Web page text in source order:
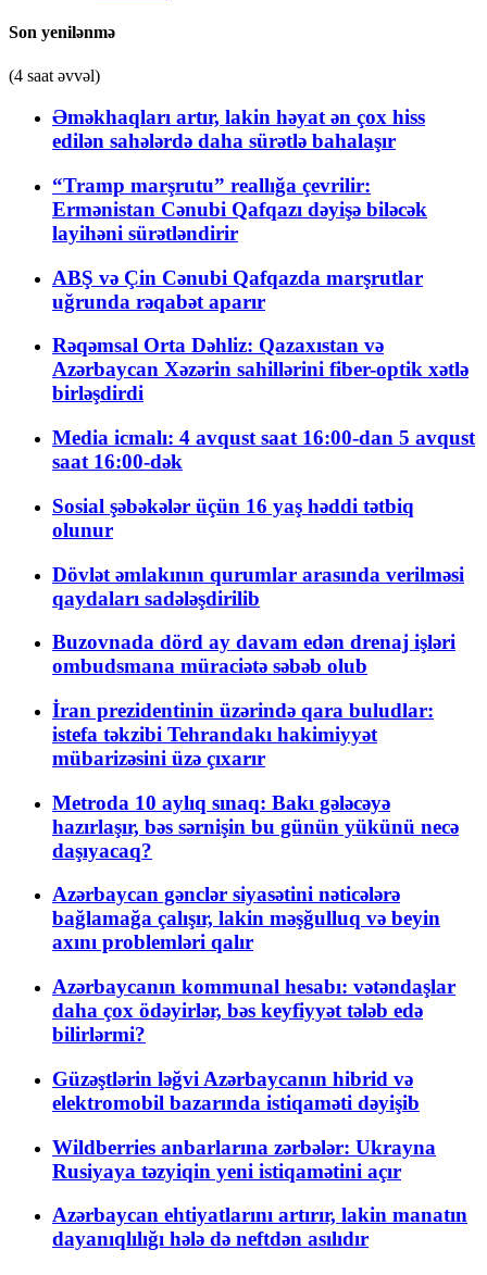
Son yenilənmə
(4 saat əvvəl)
Əməkhaqları artır, lakin həyat ən çox hiss
edilən sahələrdə daha sürətlə bahalaşır
“Tramp marşrutu” reallığa çevrilir:
Ermənistan Cənubi Qafqazı dəyişə biləcək
layihəni sürətləndirir
ABŞ və Çin Cənubi Qafqazda marşrutlar
uğrunda rəqabət aparır
Rəqəmsal Orta Dəhliz: Qazaxıstan və
Azərbaycan Xəzərin sahillərini fiber-optik xətlə
birləşdirdi
Media icmalı: 4 avqust saat 16:00-dan 5 avqust
saat 16:00-dək
Sosial şəbəkələr üçün 16 yaş həddi tətbiq
olunur
Dövlət əmlakının qurumlar arasında verilməsi
qaydaları sadələşdirilib
Buzovnada dörd ay davam edən drenaj işləri
ombudsmana müraciətə səbəb olub
İran prezidentinin üzərində qara buludlar:
istefa təkzibi Tehrandakı hakimiyyət
mübarizəsini üzə çıxarır
Metroda 10 aylıq sınaq: Bakı gələcəyə
hazırlaşır, bəs sərnişin bu günün yükünü necə
daşıyacaq?
Azərbaycan gənclər siyasətini nəticələrə
bağlamağa çalışır, lakin məşğulluq və beyin
axını problemləri qalır
Azərbaycanın kommunal hesabı: vətəndaşlar
daha çox ödəyirlər, bəs keyfiyyət tələb edə
bilirlərmi?
Güzəştlərin ləğvi Azərbaycanın hibrid və
elektromobil bazarında istiqaməti dəyişib
Wildberries anbarlarına zərbələr: Ukrayna
Rusiyaya təzyiqin yeni istiqamətini açır
Azərbaycan ehtiyatlarını artırır, lakin manatın
dayanıqlılığı hələ də neftdən asılıdır